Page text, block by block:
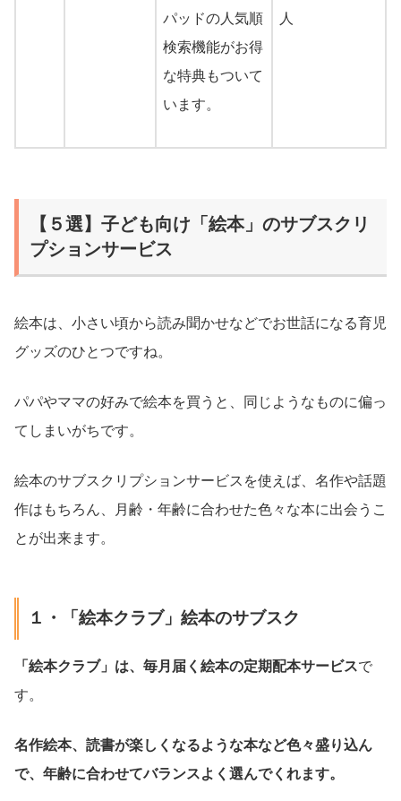
パッドの人気順
検索機能がお得
な特典もついて
います。
人
【５選】子ども向け「絵本」のサブスクリ
プションサービス
絵本は、小さい頃から読み聞かせなどでお世話になる育児
グッズのひとつですね。
パパやママの好みで絵本を買うと、同じようなものに偏っ
てしまいがちです。
絵本のサブスクリプションサービスを使えば、名作や話題
作はもちろん、月齢・年齢に合わせた色々な本に出会うこ
とが出来ます。
１・「絵本クラブ」絵本のサブスク
「絵本クラブ」は、毎月届く絵本の定期配本サービスで
す。
名作絵本、読書が楽しくなるような本など色々盛り込ん
で、年齢に合わせてバランスよく選んでくれます。